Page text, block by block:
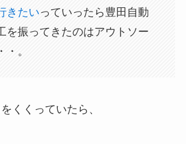
きたいっていったら豊田自動
を振ってきたのはアウトソー
・。
くくっていたら、